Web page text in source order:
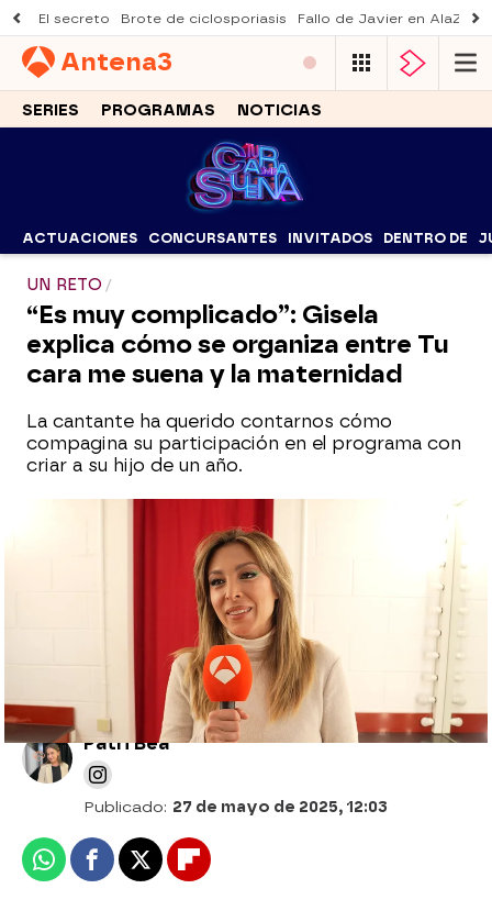
El secreto Brote de ciclosporiasis Fallo de Javier en AlaZ
Antena3
SERIES PROGRAMAS NOTICIAS
ACTUACIONES CONCURSANTES INVITADOS DENTRO DE
UN RETO
“Es muy complicado”: Gisela
explica cómo se organiza entre Tu
cara me suena y la maternidad
La cantante ha querido contarnos cómo
compagina su participación en el programa con
criar a su hijo de un año.
¿Es la que peor cuenta chistes de la
edición? Gisela se defiende de los
ataques de sus compañeros
Patri Bea
Publicado: 27 de mayo de 2025, 12:03
WhatsappFacebook
X Flipboard